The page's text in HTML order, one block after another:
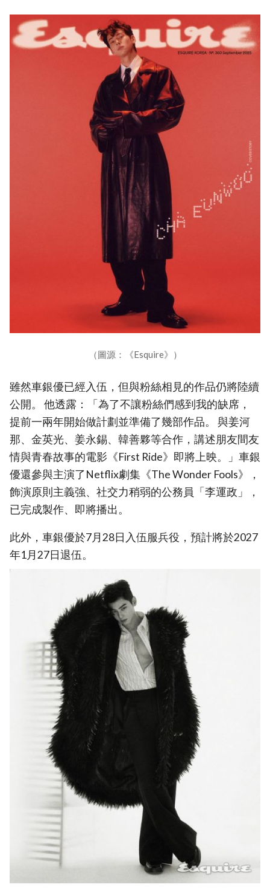
（圖源：《Esquire》）
雖然車銀優已經入伍，但與粉絲相見的作品仍將陸續
公開。 他透露：「為了不讓粉絲們感到我的缺席，
提前一兩年開始做計劃並準備了幾部作品。 與姜河
那、金英光、姜永錫、韓善夥等合作，講述朋友間友
情與青春故事的電影《First Ride》即將上映。」車銀
優還參與主演了Netflix劇集《The Wonder Fools》，
飾演原則主義強、社交力稍弱的公務員「李運政」，
已完成製作、即將播出。
此外，車銀優於7月28日入伍服兵役，預計將於2027
年1月27日退伍。